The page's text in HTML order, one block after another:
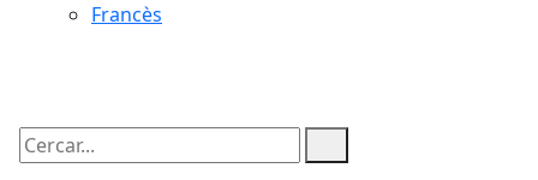
Francès
Cercar: